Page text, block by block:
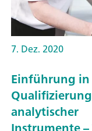
7. Dez. 2020
Einführung
Qualifizierung
analytischer